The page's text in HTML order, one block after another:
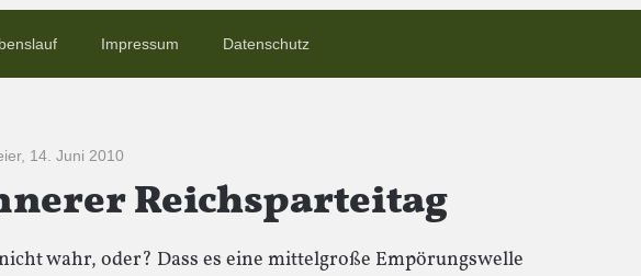
Impressum Datenschutz
, 14. Juni 2010
Reichsparteitag
wahr, oder? Dass es eine mittelgroße Empörungswelle